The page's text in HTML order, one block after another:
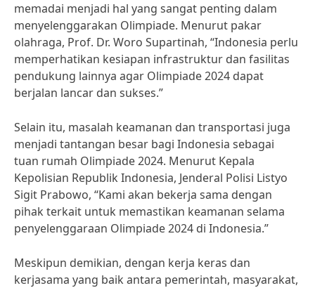
memadai menjadi hal yang sangat penting dalam
menyelenggarakan Olimpiade. Menurut pakar
olahraga, Prof. Dr. Woro Supartinah, “Indonesia perlu
memperhatikan kesiapan infrastruktur dan fasilitas
pendukung lainnya agar Olimpiade 2024 dapat
berjalan lancar dan sukses.”
Selain itu, masalah keamanan dan transportasi juga
menjadi tantangan besar bagi Indonesia sebagai
tuan rumah Olimpiade 2024. Menurut Kepala
Kepolisian Republik Indonesia, Jenderal Polisi Listyo
Sigit Prabowo, “Kami akan bekerja sama dengan
pihak terkait untuk memastikan keamanan selama
penyelenggaraan Olimpiade 2024 di Indonesia.”
Meskipun demikian, dengan kerja keras dan
kerjasama yang baik antara pemerintah, masyarakat,